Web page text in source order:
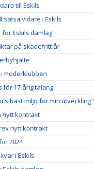
till Eskils
satsa vidare i Eskils
Eskils damlag
på skadefritt år
moderklubben
för 17-årig talang
bäst miljö för min utveckling"
nytt kontrakt
nytt kontrakt
2024
i Eskils